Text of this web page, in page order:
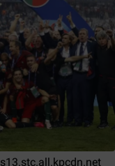
s13.stc.all.kpcdn.net